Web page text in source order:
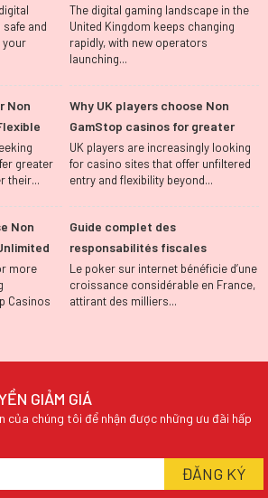
and
your
Platforms in the UK
The digital gaming landscape in the
United Kingdom keeps changing
rapidly, with new operators
launching...
Non
greater
their...
Why UK players choose Non
GamStop casinos for greater
gaming flexibility
UK players are increasingly looking
for casino sites that offer unfiltered
entry and flexibility beyond...
Non
more
Casinos
Guide complet des
responsabilités fiscales
concernant vos revenus du
poker en ligne
Le poker sur internet bénéficie d’une
croissance considérable en France,
attirant des milliers...
GIẢM GIÁ
của chúng tôi để nhận được những ưu đãi hấp